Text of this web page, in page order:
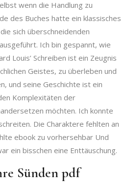
wenn die Handlung zu
des Buches hatte ein klassisches
sich überschneidenden
Ich bin gespannt, wie
Louis’ Schreiben ist ein Zeugnis
Geistes, zu überleben und
und seine Geschichte ist ein
Komplexitäten der
möchten. Ich konnte
Die Charaktere fehlten an
ebook zu vorhersehbar Und
ein bisschen eine Enttäuschung.
Sünden pdf